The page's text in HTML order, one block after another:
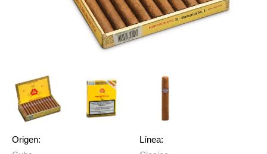
Origen:
Línea: